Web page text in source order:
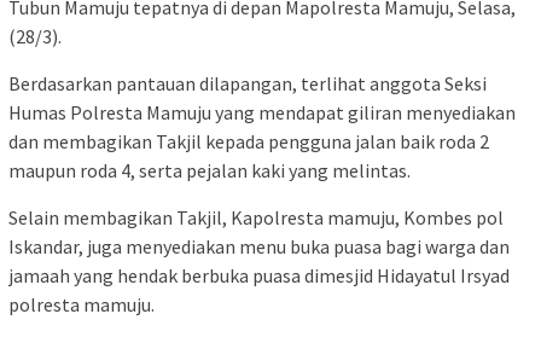
Tubun Mamuju tepatnya di depan Mapolresta Mamuju, Selasa,
(28/3).
Berdasarkan pantauan dilapangan, terlihat anggota Seksi
Humas Polresta Mamuju yang mendapat giliran menyediakan
dan membagikan Takjil kepada pengguna jalan baik roda 2
maupun roda 4, serta pejalan kaki yang melintas.
Selain membagikan Takjil, Kapolresta mamuju, Kombes pol
Iskandar, juga menyediakan menu buka puasa bagi warga dan
jamaah yang hendak berbuka puasa dimesjid Hidayatul Irsyad
polresta mamuju.